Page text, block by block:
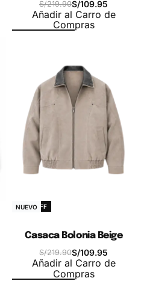
S/219.90S/109.95
Añadir al Carro de
Compras
-50% OFF
NUEVO
Casaca Bolonia Beige
S/219.90S/109.95
Añadir al Carro de
Compras